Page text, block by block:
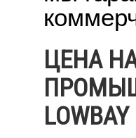
ЦЕНА
LOWBAY